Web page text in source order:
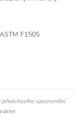
F1505
předchozího upozornění.